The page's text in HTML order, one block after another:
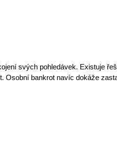
svých pohledávek. Existuje
Osobní bankrot navíc dokáže